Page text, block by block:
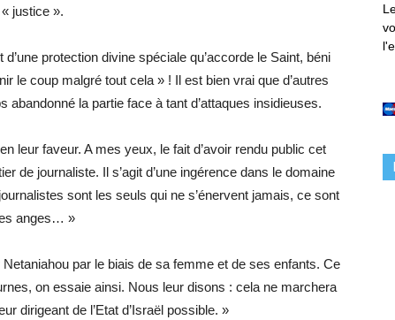
« justice ».
protection divine spéciale qu’accorde le Saint, béni
le coup malgré tout cela » ! Il est bien vrai que d’autres
la partie face à tant d’attaques insidieuses.
leur faveur. A mes yeux, le fait d’avoir rendu public cet
de journaliste. Il s’agit d’une ingérence dans le domaine
sont les seuls qui ne s’énervent jamais, ce sont
anges… »
par le biais de sa femme et de ses enfants. Ce
on essaie ainsi. Nous leur disons : cela ne marchera
dirigeant de l’Etat d’Israël possible. »